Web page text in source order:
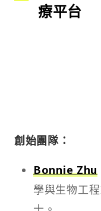
療平台
創始團隊：
Bonnie Zhu
學與生物工